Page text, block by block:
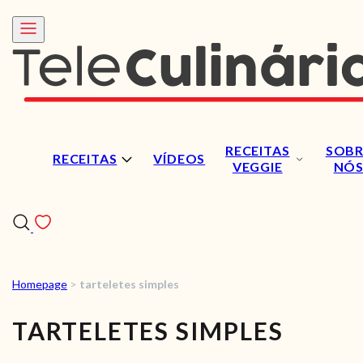
RECEITAS VÍDEOS
RECEITAS
VEGGIE
NÓS
RECEITAS
VÍDEOS
Homepage > tarteletes simples
TARTELETES SIMPLES